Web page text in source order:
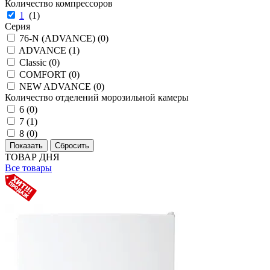
Количество компрессоров
1
(1)
Серия
76-N (ADVANCE) (0)
ADVANCE (1)
Classic (0)
COMFORT (0)
NEW ADVANCE (0)
Количество отделений морозильной камеры
6 (0)
7 (1)
8 (0)
ТОВАР ДНЯ
Все товары